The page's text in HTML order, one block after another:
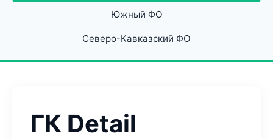
Южный ФО
Северо-Кавказский ФО
ГК Detail